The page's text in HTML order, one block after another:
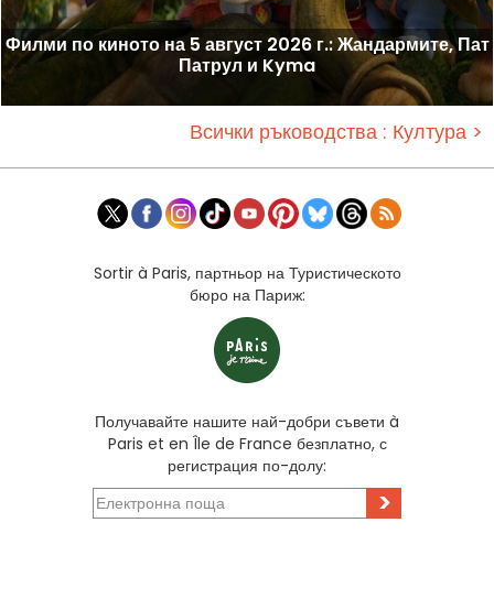
Филми по киното на 5 август 2026 г.: Жандармите, Пат
Патрул и Kyma
Всички ръководства : Култура >
Sortir à Paris, партньор на Туристическото
бюро на Париж:
Получавайте нашите най-добри съвети à
Paris et en Île de France безплатно, с
регистрация по-долу:
>